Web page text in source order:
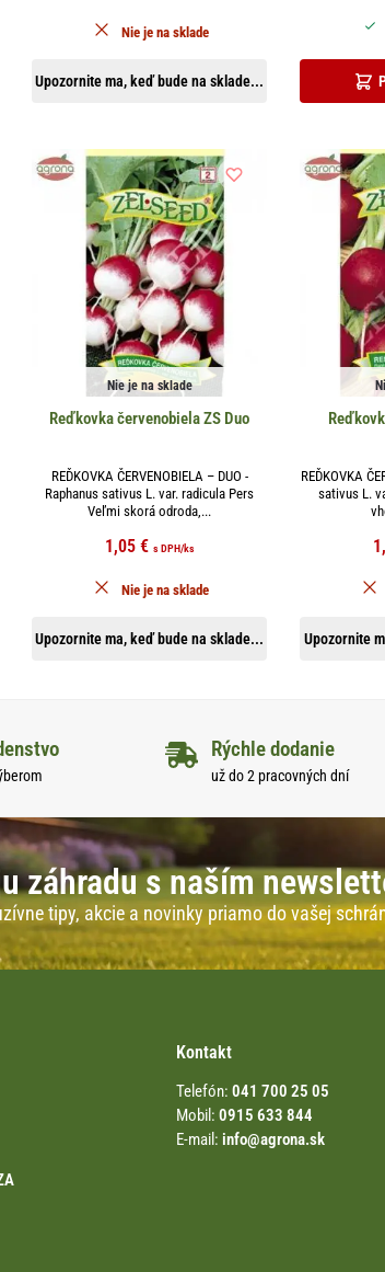
Upozornite ma, keď bude na sklade...
Nie je na sklade
Nie je na sklade
Reďkovka červenobiela ZS Duo
REĎKOVKA ČERVENOBIELA – DUO -
Raphanus sativus L. var. radicula Pers
Veľmi skorá odroda,...
1,05 € s DPH/ks
Upozornite ma, keď bude na sklade...
Nie je na sklade
REĎKOVKA
sativus L.
Upozornite
Rýchle dodanie
už do 2 pracovných dní
záhradu s naším
tipy, akcie a novinky priamo do vašej
Kontakt
Telefón: 041 700 25 05
Mobil: 0915 633 844
E-mail: info@agrona.sk